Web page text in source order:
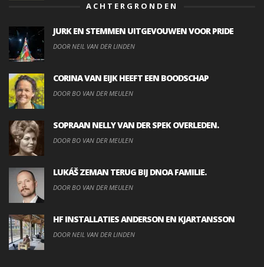
ACHTERGRONDEN
JURK EN STEMMEN UITGEVOUWEN VOOR PRIDE
DOOR NEIL VAN DER LINDEN
CORINA VAN EIJK HEEFT EEN BOODSCHAP
DOOR BO VAN DER MEULEN
SOPRAAN NELLY VAN DER SPEK OVERLEDEN.
DOOR BO VAN DER MEULEN
LUKÁŠ ZEMAN TERUG BIJ DNOA FAMILIE.
DOOR BO VAN DER MEULEN
HF INSTALLATIES ANDERSON EN KJARTANSSON
DOOR NEIL VAN DER LINDEN